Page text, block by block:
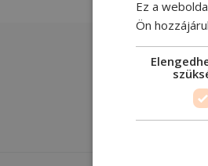
Ez a
Ön